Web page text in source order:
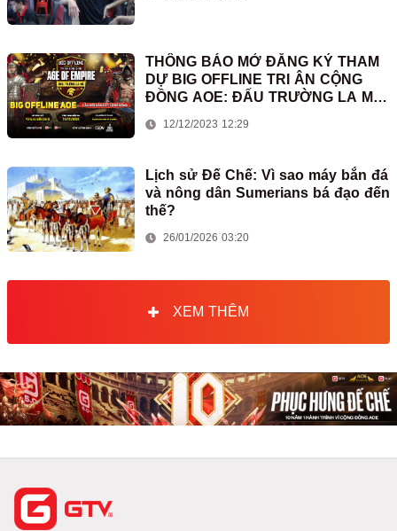
THÔNG BÁO MỞ ĐĂNG KÝ THAM
DỰ BIG OFFLINE TRI ÂN CỘNG
ĐỒNG AOE: ĐẤU TRƯỜNG LA MÃ
12/12/2023 12:29
Lịch sử Đế Chế: Vì sao máy bắn đá
và nông dân Sumerians bá đạo đến
thế?
26/01/2026 03:20
XEM THÊM